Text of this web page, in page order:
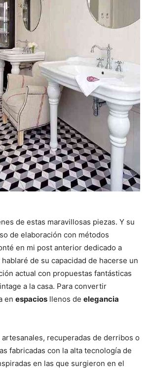
de estas maravillosas piezas. Y su
de elaboración con métodos
en mi post anterior dedicado a
de su capacidad de hacerse un
actual con propuestas fantásticas
a la casa. Para convertir
en espacios llenos de elegancia
recuperadas de derribos o
fabricadas con la alta tecnología de
en las que surgieron en el